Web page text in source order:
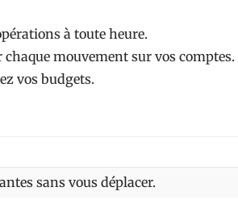
à toute heure.
mouvement sur vos comptes.
vos budgets.
sans vous déplacer.